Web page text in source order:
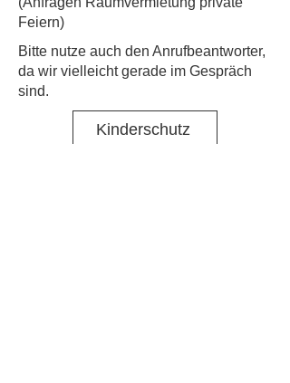
Feiern)
​Bitte nutze auch den Anrufbeantworter,
da wir vielleicht gerade im Gespräch
sind.
Kinderschutz